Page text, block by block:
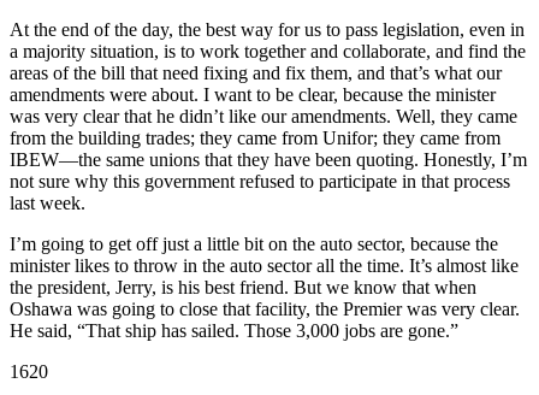
At the end of the day, the best way for us to pass legislation, even in
a majority situation, is to work together and collaborate, and find the
areas of the bill that need fixing and fix them, and that’s what our
amendments were about. I want to be clear, because the minister
was very clear that he didn’t like our amendments. Well, they came
from the building trades; they came from Unifor; they came from
IBEW—the same unions that they have been quoting. Honestly, I’m
not sure why this government refused to participate in that process
last week.
I’m going to get off just a little bit on the auto sector, because the
minister likes to throw in the auto sector all the time. It’s almost like
the president, Jerry, is his best friend. But we know that when
Oshawa was going to close that facility, the Premier was very clear.
He said, “That ship has sailed. Those 3,000 jobs are gone.”
1620